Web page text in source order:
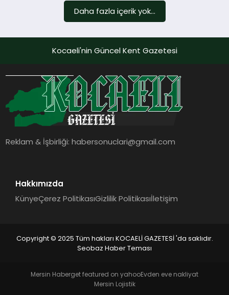
YAŞAM
DÜNYA
Daha fazla içerik yok...
Kocaeli'nin Güncel Kent Gazetesi
Reklam & İşbirliği:habersonuclari@gmail.com
Hakkımızda
KünyeÇerez PolitikasıGizlilik Politikasıİletişim
Copyright © 2025 Tüm hakları KOCAELİ GAZETESİ 'da saklıdır.
Seobaz Haber Teması
Mersin Haberget featured on yahooEvden eve nakliyat
Mersin Lojistik